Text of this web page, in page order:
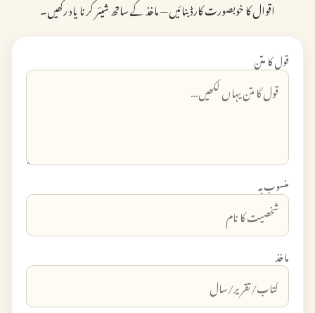
اقوال کا خوبصورت کارڈ بنائیں — ماخذ کے ساتھ شیئر کرنا یاد رکھیں۔
قول کا متن
منسوب بہ
ماخذ